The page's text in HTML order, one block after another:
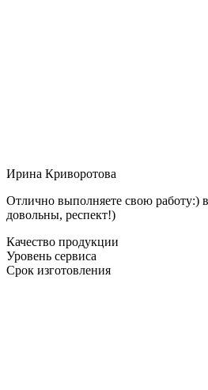
Ирина Криворотова
Отлично выполняете свою работу:)
довольны, респект!)
Качество продукции
Уровень сервиса
Срок изготовления